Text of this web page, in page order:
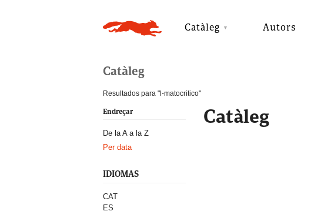
Catàleg Autors
Catàleg
Resultados para "l-matocritico"
Endreçar
De la A a la Z
Per data
IDIOMAS
CAT
ES
Catàleg